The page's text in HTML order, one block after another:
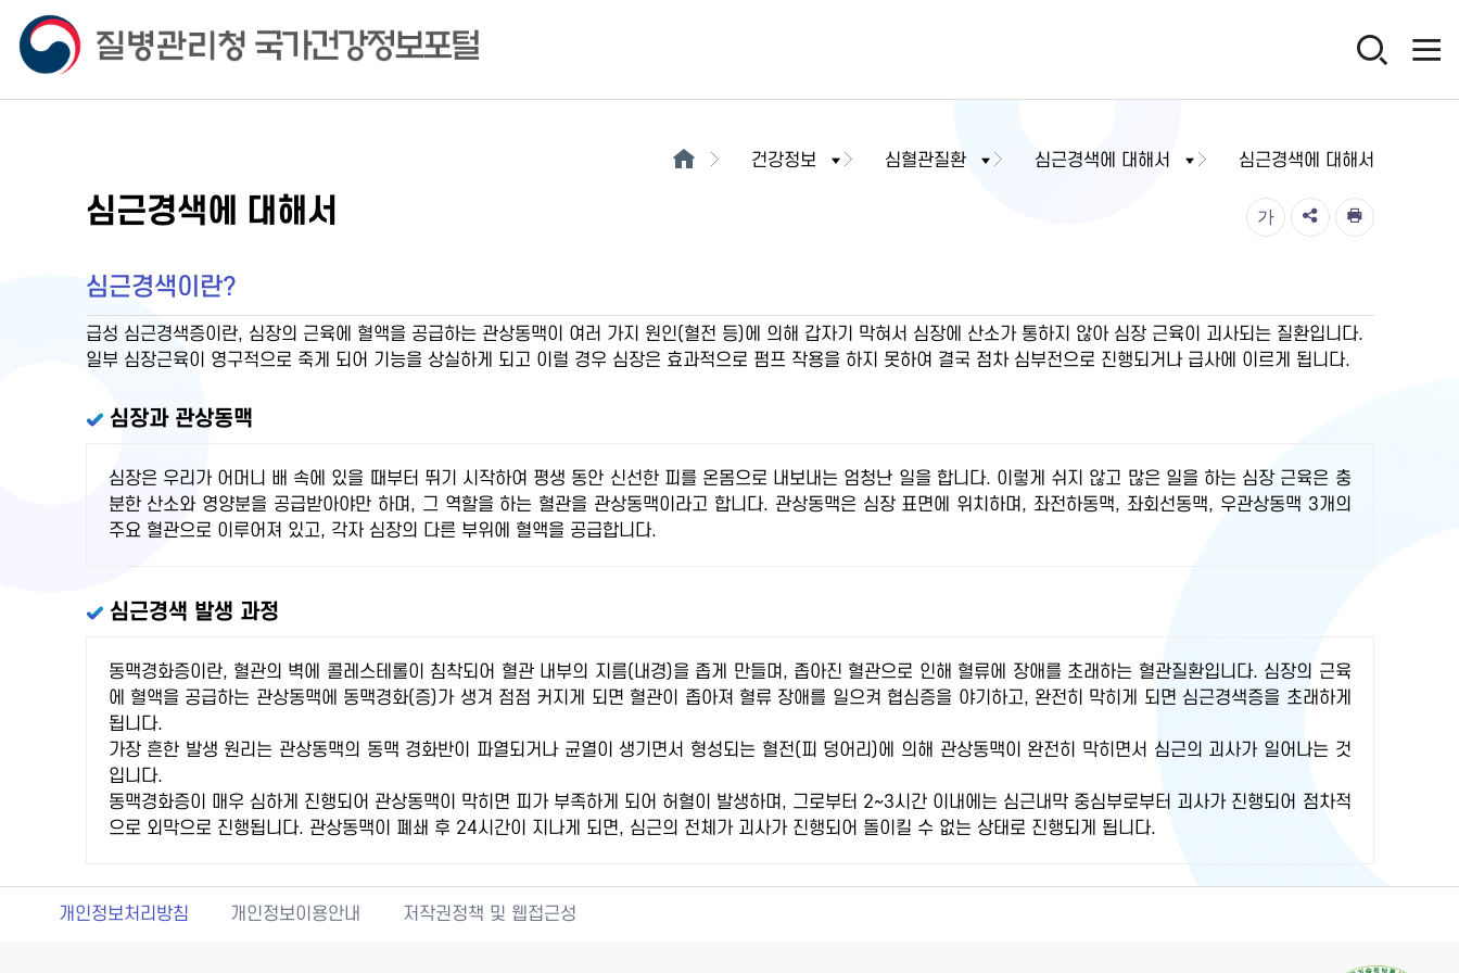
건강정보 심혈관질환 심근경색에 대해서 심근경색에 대해서
심근경색에 대해서 가
심근경색이란?
급성 심근경색증이란, 심장의 근육에 혈액을 공급하는 관상동맥이 여러 가지 원인(혈전 등)에 의해 갑자기 막혀서 심장에 산소가 통하지 않아 심장 근육이 괴사되는 질환입니다.
일부 심장근육이 영구적으로 죽게 되어 기능을 상실하게 되고 이럴 경우 심장은 효과적으로 펌프 작용을 하지 못하여 결국 점차 심부전으로 진행되거나 급사에 이르게 됩니다.
심장과 관상동맥
심장은 우리가 어머니 배 속에 있을 때부터 뛰기 시작하여 평생 동안 신선한 피를 온몸으로 내보내는 엄청난 일을 합니다. 이렇게 쉬지 않고 많은 일을 하는 심장 근육은 충
분한 산소와 영양분을 공급받아야만 하며, 그 역할을 하는 혈관을 관상동맥이라고 합니다. 관상동맥은 심장 표면에 위치하며, 좌전하동맥, 좌회선동맥, 우관상동맥 3개의
주요 혈관으로 이루어져 있고, 각자 심장의 다른 부위에 혈액을 공급합니다.
심근경색 발생 과정
동맥경화증이란, 혈관의 벽에 콜레스테롤이 침착되어 혈관 내부의 지름(내경)을 좁게 만들며, 좁아진 혈관으로 인해 혈류에 장애를 초래하는 혈관질환입니다. 심장의 근육
에 혈액을 공급하는 관상동맥에 동맥경화(증)가 생겨 점점 커지게 되면 혈관이 좁아져 혈류 장애를 일으켜 협심증을 야기하고, 완전히 막히게 되면 심근경색증을 초래하게
됩니다.
가장 흔한 발생 원리는 관상동맥의 동맥 경화반이 파열되거나 균열이 생기면서 형성되는 혈전(피 덩어리)에 의해 관상동맥이 완전히 막히면서 심근의 괴사가 일어나는 것
입니다.
동맥경화증이 매우 심하게 진행되어 관상동맥이 막히면 피가 부족하게 되어 허혈이 발생하며, 그로부터 2~3시간 이내에는 심근내막 중심부로부터 괴사가 진행되어 점차적
으로 외막으로 진행됩니다. 관상동맥이 폐쇄 후 24시간이 지나게 되면, 심근의 전체가 괴사가 진행되어 돌이킬 수 없는 상태로 진행되게 됩니다.
개인정보처리방침 개인정보이용안내 저작권정책 및 웹접근성